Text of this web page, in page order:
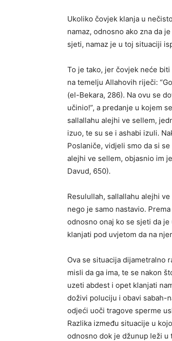
Ukoliko čovjek klanja u
namaz, odnosno ako zna da
sjeti, namaz je u toj situaciji
To je tako, jer čovjek neće
na temelju Allahovih riječi:
(el-Bekara, 286). Na ovu se
učinio!”, a predanje u kojem
sallallahu alejhi ve sellem,
izuo, te su se i ashabi izuli.
Poslaniče, vidjeli smo da si
alejhi ve sellem, objasnio im
Davud, 650).
Resulullah, sallallahu alejhi
nego je samo nastavio.
odnosno onaj ko se sjeti da
klanjati pod uvjetom da na
Ova se situacija dijametralno
misli da ga ima, te se nakon
uzeti abdest i opet klanjati
doživi poluciju i obavi sabah-
odjeći uoči tragove sperme
Razlika između situacije u
odnosno dok je džunup leži u